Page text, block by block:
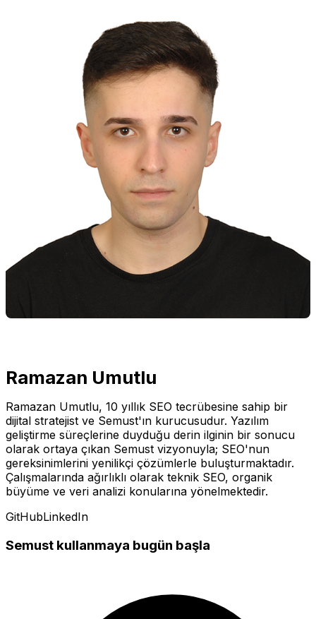
Ramazan Umutlu
Ramazan Umutlu, 10 yıllık SEO tecrübesine sahip bir
dijital stratejist ve Semust'ın kurucusudur. Yazılım
geliştirme süreçlerine duyduğu derin ilginin bir sonucu
olarak ortaya çıkan Semust vizyonuyla; SEO'nun
gereksinimlerini yenilikçi çözümlerle buluşturmaktadır.
Çalışmalarında ağırlıklı olarak teknik SEO, organik
büyüme ve veri analizi konularına yönelmektedir.
GitHubLinkedIn
Semust kullanmaya bugün başla